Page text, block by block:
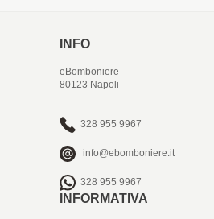
INFO
eBomboniere
80123 Napoli
328 955 9967
info@ebomboniere.it
328 955 9967
INFORMATIVA